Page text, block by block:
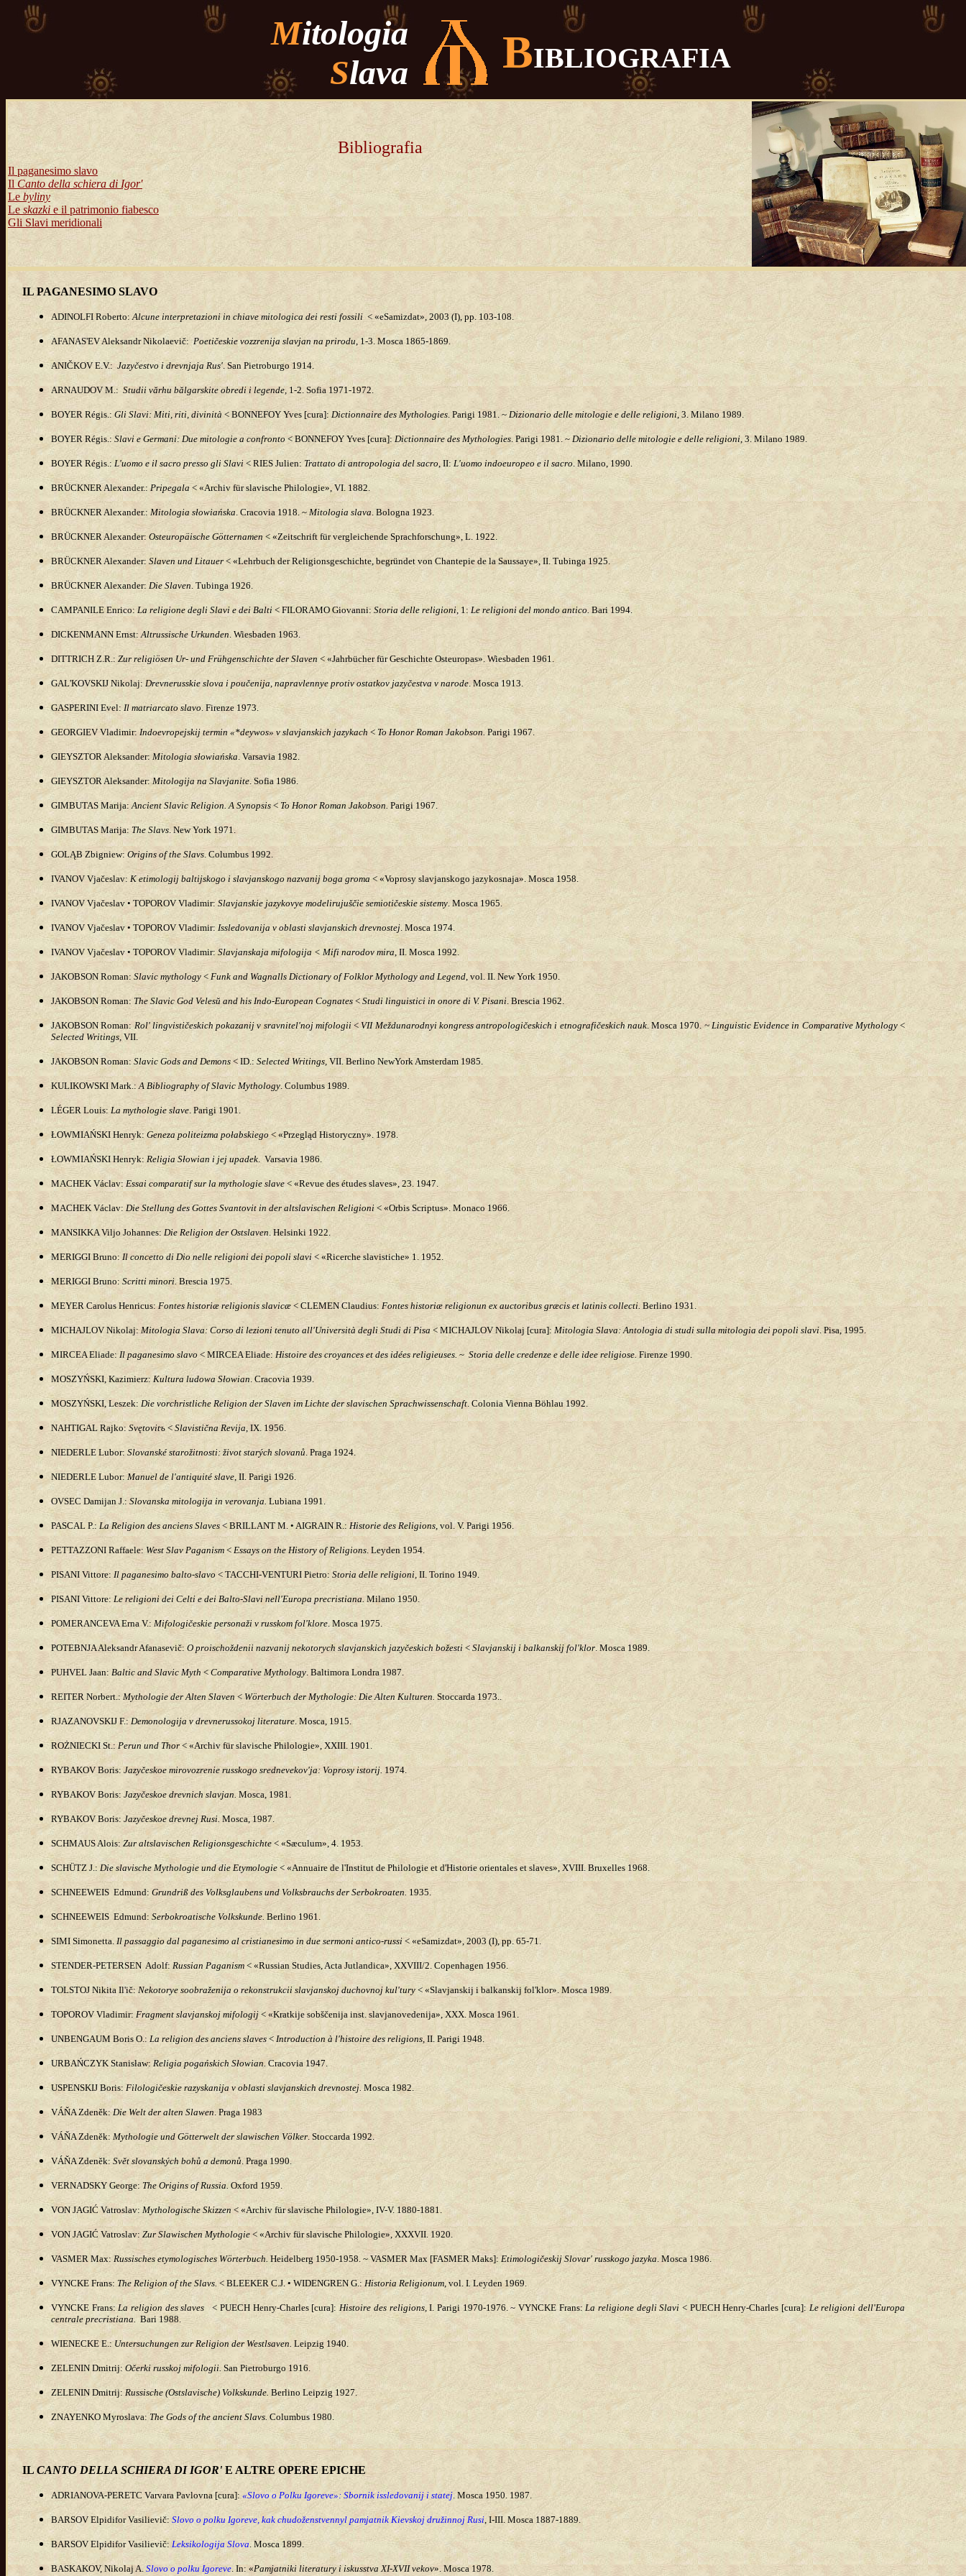
Mitologia
Slava BIBLIOGRAFIA
Bibliografia
Il paganesimo slavo
Il Canto della schiera di Igor'
Le byliny
Le skazki e il patrimonio fiabesco
Gli Slavi meridionali
IL PAGANESIMO SLAVO
ADINOLFI Roberto:Alcune interpretazioni in chiave mitologica dei resti fossili < «eSamizdat», 2003 (I), pp. 103-108.
AFANAS'EV Aleksandr Nikolaevič: Poetičeskie vozzrenija slavjan na prirodu, 1-3. Mosca 1865-1869.
ANIČKOV E.V.: Jazyčestvo i drevnjaja Rus'. San Pietroburgo 1914.
ARNAUDOVM.: Studii vărhu bălgarskite obredi i legende, 1-2. Sofia 1971-1972.
BOYER Régis.: Gli Slavi: Miti, riti, divinità < BONNEFOY Yves [cura]:Dictionnaire des Mythologies. Parigi 1981. ~ Dizionario delle mitologie e delle religioni, 3. Milano 1989.
BOYER Régis.: Slavi e Germani: Due mitologie a confronto < BONNEFOY Yves [cura]: Dictionnaire des Mythologies. Parigi 1981. ~ Dizionario delle mitologie e delle religioni, 3. Milano 1989.
BOYER Régis.: L'uomo e il sacro presso gli Slavi < RIES Julien: Trattato di antropologia del sacro, II: L'uomo indoeuropeo e il sacro. Milano, 1990.
BRÜCKNER Alexander.: Pripegala < «Archiv für slavische Philologie», VI. 1882.
BRÜCKNERAlexander.: Mitologia słowiańska. Cracovia 1918. ~ Mitologia slava. Bologna 1923.
BRÜCKNER Alexander: Osteuropäische Götternamen < «Zeitschrift für vergleichende Sprachforschung», L. 1922.
BRÜCKNER Alexander: Slaven und Litauer < «Lehrbuch der Religionsgeschichte, begründet von Chantepie de la Saussaye», II. Tubinga 1925.
BRÜCKNER Alexander: Die Slaven. Tubinga 1926.
CAMPANILE Enrico: La religione degli Slavi e dei Balti < FILORAMO Giovanni: Storia delle religioni, 1: Le religioni del mondo antico. Bari 1994.
DICKENMANN Ernst:Altrussische Urkunden. Wiesbaden 1963.
DITTRICH Z.R.: Zur religiösen Ur- und Frühgenschichte der Slaven < «Jahrbücher für Geschichte Osteuropas». Wiesbaden 1961.
GAL'KOVSKIJ Nikolaj: Drevnerusskie slova i poučenija, napravlennye protiv ostatkov jazyčestva v narode. Mosca 1913.
GASPERINI Evel: Il matriarcato slavo. Firenze 1973.
GEORGIEV Vladimir: Indoevropejskij termin «*deywos» v slavjanskich jazykach < To Honor Roman Jakobson. Parigi 1967.
GIEYSZTOR Aleksander: Mitologia słowiańska. Varsavia 1982.
GIEYSZTOR Aleksander:Mitologija na Slavjanite. Sofia 1986.
GIMBUTAS Marija:Ancient Slavic Religion. A Synopsis < To Honor Roman Jakobson. Parigi 1967.
GIMBUTAS Marija: The Slavs. New York 1971.
GOLĄB Zbigniew: Origins of the Slavs. Columbus 1992.
IVANOV Vjačeslav: K etimologij baltijskogo i slavjanskogo nazvanij boga groma< «Voprosy slavjanskogo jazykosnaja». Mosca 1958.
IVANOV Vjačeslav • TOPOROV Vladimir: Slavjanskie jazykovye modelirujuščie semiotičeskie sistemy. Mosca 1965.
IVANOV Vjačeslav • TOPOROV Vladimir: Issledovanija v oblasti slavjanskich drevnostej. Mosca 1974.
IVANOV Vjačeslav • TOPOROV Vladimir: Slavjanskaja mifologija < Mifi narodov mira, II. Mosca 1992.
JAKOBSON Roman: Slavic mythology < Funk and Wagnalls Dictionary of Folklor Mythology and Legend, vol. II. New York 1950.
JAKOBSON Roman: The Slavic God Velesŭ and his Indo-European Cognates < Studi linguistici in onore di V. Pisani. Brescia 1962.
JAKOBSON Roman: Rol' lingvističeskich pokazanij v sravnitel'noj mifologii<VII Meždunarodnyi kongress antropologičeskich i etnografičeskich nauk. Mosca 1970. ~ Linguistic Evidence in Comparative Mythology<
Selected Writings, VII.
JAKOBSON Roman: Slavic Gods and Demons < ID.: Selected Writings, VII. Berlino NewYork Amsterdam 1985.
KULIKOWSKI Mark.:A Bibliography of Slavic Mythology. Columbus 1989.
LÉGER Louis: La mythologie slave. Parigi 1901.
ŁOWMIAŃSKI Henryk: Geneza politeizma połabskiego < «Przegląd Historyczny». 1978.
ŁOWMIAŃSKIHenryk: Religia Słowian i jej upadek. Varsavia 1986.
MACHEKVáclav: Essai comparatif sur la mythologie slave < «Revue des études slaves», 23. 1947.
MACHEKVáclav: Die Stellung des Gottes Svantovit in der altslavischen Religioni < «Orbis Scriptus». Monaco 1966.
MANSIKKAViljo Johannes: Die Religion der Ostslaven. Helsinki 1922.
MERIGGI Bruno: Il concetto di Dio nelle religioni dei popoli slavi < «Ricerche slavistiche» 1. 1952.
MERIGGI Bruno: Scritti minori. Brescia 1975.
MEYERCarolus Henricus:Fontes historiæ religionis slavicæ < CLEMENClaudius: Fontes historiæ religionun ex auctoribus græcis et latinis collecti. Berlino 1931.
MICHAJLOV Nikolaj:Mitologia Slava: Corso di lezioni tenuto all'Università degli Studi di Pisa < MICHAJLOV Nikolaj [cura]: Mitologia Slava: Antologia di studi sulla mitologia dei popoli slavi. Pisa, 1995.
MIRCEA Eliade: Il paganesimo slavo < MIRCEA Eliade: Histoire des croyances et des idées religieuses. ~ Storia delle credenze e delle idee religiose. Firenze 1990.
MOSZYŃSKI, Kazimierz: Kultura ludowa Słowian. Cracovia 1939.
MOSZYŃSKI, Leszek: Die vorchristliche Religion der Slaven im Lichte der slavischen Sprachwissenschaft. Colonia Vienna Böhlau 1992.
NAHTIGAL Rajko: Svętovitъ < Slavistična Revija, IX. 1956.
NIEDERLE Lubor: Slovanské starožitnosti: život starých slovanů. Praga 1924.
NIEDERLE Lubor: Manuel de l'antiquité slave, II. Parigi 1926.
OVSEC Damijan J.: Slovanska mitologija in verovanja. Lubiana 1991.
PASCAL P.: La Religion des anciens Slaves < BRILLANT M. • AIGRAIN R.: Historie des Religions, vol. V. Parigi 1956.
PETTAZZONI Raffaele: West Slav Paganism < Essays on the History of Religions. Leyden 1954.
PISANI Vittore: Il paganesimo balto-slavo < TACCHI-VENTURI Pietro:Storia delle religioni, II. Torino 1949.
PISANI Vittore: Le religioni dei Celti e dei Balto-Slavi nell'Europa precristiana. Milano 1950.
POMERANCEVA Erna V.: Mifologičeskie personaži v russkom fol'klore. Mosca 1975.
POTEBNJAAleksandr Afanasevič: O proischoždenii nazvanij nekotorych slavjanskich jazyčeskich božesti < Slavjanskij i balkanskij fol'klor. Mosca 1989.
PUHVEL Jaan: Baltic and Slavic Myth < Comparative Mythology. Baltimora Londra 1987.
REITER Norbert.: Mythologie der Alten Slaven <Wörterbuch der Mythologie: Die Alten Kulturen. Stoccarda 1973..
RJAZANOVSKIJ F.: Demonologija v drevnerussokoj literature. Mosca, 1915.
ROŻNIECKI St.: Perun und Thor< «Archiv für slavische Philologie», XXIII. 1901.
RYBAKOV Boris: Jazyčeskoe mirovozrenie russkogo srednevekov'ja: Voprosy istorij. 1974.
RYBAKOV Boris: Jazyčeskoe drevnich slavjan. Mosca, 1981.
RYBAKOV Boris: Jazyčeskoe drevnej Rusi. Mosca, 1987.
SCHMAUS Alois: Zur altslavischen Religionsgeschichte < «Sæculum», 4. 1953.
SCHÜTZ J.: Die slavische Mythologie und die Etymologie < «Annuaire de l'Institut de Philologie et d'Historie orientales et slaves», XVIII. Bruxelles 1968.
SCHNEEWEIS Edmund: Grundriß des Volksglaubens und Volksbrauchs der Serbokroaten. 1935.
SCHNEEWEIS Edmund: Serbokroatische Volkskunde. Berlino 1961.
SIMI Simonetta. Il passaggio dal paganesimo al cristianesimo in due sermoni antico-russi< «eSamizdat», 2003 (I), pp. 65-71.
STENDER-PETERSEN Adolf: Russian Paganism < «Russian Studies, Acta Jutlandica», XXVIII/2. Copenhagen 1956.
TOLSTOJ Nikita Il'ič: Nekotorye soobraženija o rekonstrukcii slavjanskoj duchovnoj kul'tury < «Slavjanskij i balkanskij fol'klor». Mosca 1989.
TOPOROV Vladimir: Fragment slavjanskoj mifologij < «Kratkije sobščenija inst. slavjanovedenija», XXX. Mosca 1961.
UNBENGAUM Boris O.: La religion des anciens slaves < Introduction à l'histoire des religions, II. Parigi 1948.
URBAŃCZYK Stanisław: Religia pogańskich Słowian. Cracovia 1947.
USPENSKIJ Boris: Filologičeskie razyskanija v oblasti slavjanskich drevnostej. Mosca 1982.
VÁŇA Zdeněk:Die Welt der alten Slawen. Praga 1983
VÁŇA Zdeněk: Mythologie und Götterwelt der slawischen Völker. Stoccarda 1992.
VÁŇA Zdeněk: Svět slovanských bohů a demonů. Praga 1990.
VERNADSKY George: The Origins of Russia. Oxford 1959.
VON JAGIĆ Vatroslav: Mythologische Skizzen < «Archiv für slavische Philologie», IV-V. 1880-1881.
VON JAGIĆ Vatroslav: Zur Slawischen Mythologie < «Archiv für slavische Philologie», XXXVII. 1920.
VASMER Max: Russisches etymologisches Wörterbuch. Heidelberg 1950-1958. ~ VASMER Max [FASMER Maks]: Etimologičeskij Slovar' russkogo jazyka. Mosca 1986.
VYNCKE Frans: The Religion of the Slavs. < BLEEKER C.J. • WIDENGREN G.: Historia Religionum, vol. I. Leyden 1969.
VYNCKE Frans:La religion des slaves < PUECH Henry-Charles [cura]:Histoire des religions,I. Parigi 1970-1976. ~ VYNCKE Frans:La religione degli Slavi < PUECH Henry-Charles [cura]:Le religioni dell'Europa
centrale precristiana. Bari 1988.
WIENECKE E.:Untersuchungen zur Religion der Westlsaven. Leipzig 1940.
ZELENIN Dmitrij: Očerki russkoj mifologii. San Pietroburgo 1916.
ZELENIN Dmitrij: Russische (Ostslavische) Volkskunde. Berlino Leipzig 1927.
ZNAYENKO Myroslava: The Gods of the ancient Slavs. Columbus 1980.
IL CANTO DELLA SCHIERA DI IGOR' E ALTRE OPERE EPICHE
ADRIANOVA-PERETC Varvara Pavlovna [cura]: «Slovo o Polku Igoreve»: Sbornik issledovanij i statej. Mosca 1950. 1987.
BARSOV Elpidifor Vasilievič: Slovo o polku Igoreve, kak chudoženstvennyl pamjatnik Kievskoj družinnoj Rusi, I-III. Mosca 1887-1889.
BARSOV Elpidifor Vasilievič: Leksikologija Slova. Mosca 1899.
BASKAKOV, Nikolaj A. Slovo o polku Igoreve. In: «Pamjatniki literatury i iskusstva XI-XVII vekov». Mosca 1978.